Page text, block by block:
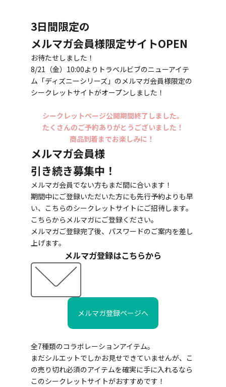
3日間限定の
メルマガ会員様限定サイトOPEN
お待たせしました！
8/21（金）10:00よりトラベルビブのニューアイテ
ム「ディズニーシリーズ」のメルマガ会員様限定の
シークレットサイトがオープンしました！
シークレットページ公開期間終了しました。
たくさんのご予約ありがとうございました！
商品到着までお楽しみに！
メルマガ会員様
引き続き募集中！
メルマガ会員でない方もまだ間に合います！
期間中にご登録いただいた方にも先行予約よりも早
い、こちらのシークレットサイトにご招待します。
こちらからメルマガにご登録ください。
メルマガご登録完了後、パスワードのご案内を差し
上げます。
メルマガ登録はこちらから
メルマガ登録ページへ
全7種類のコラボレーションアイテム。
まだシルエットでしかお見せできていませんが、こ
の売り切れ必須のアイテムを確実に手に入れるなら
このシークレットサイトがおすすめです！